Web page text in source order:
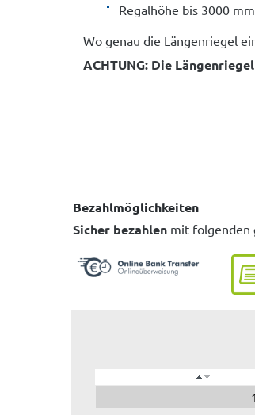
Regalhöhe bis 3000
Wo genau die Längenriegel
ACHTUNG: Die
Bezahlmöglichkeiten
Sicher bezahlen mit folgenden